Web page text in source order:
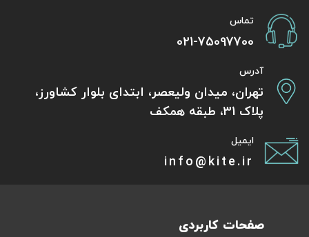
تماس
021-75097700
آدرس
تهران، میدان ولیعصر، ابتدای بلوار کشاورز،
پلاک 31، طبقه همکف
ایمیل
info@kite.ir
صفحات کاربردی